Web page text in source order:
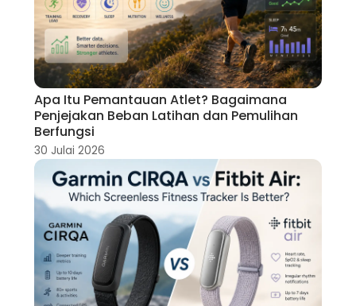
Apa Itu Pemantauan Atlet? Bagaimana
Penjejakan Beban Latihan dan Pemulihan
Berfungsi
30 Julai 2026